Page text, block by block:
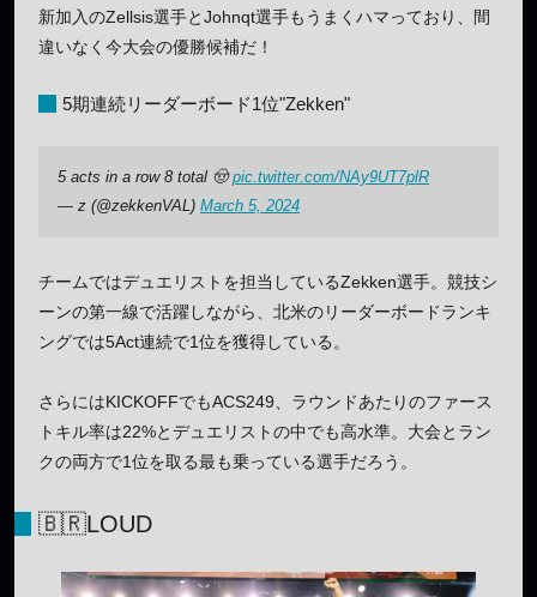
新加入のZellsis選手とJohnqt選手もうまくハマっており、間
違いなく今大会の優勝候補だ！
5期連続リーダーボード1位"Zekken"
5 acts in a row 8 total 🤠pic.twitter.com/NAy9UT7plR
— z (@zekkenVAL) March 5, 2024
チームではデュエリストを担当しているZekken選手。競技シ
ーンの第一線で活躍しながら、北米のリーダーボードランキ
ングでは5Act連続で1位を獲得している。
さらにはKICKOFFでもACS249、ラウンドあたりのファース
トキル率は22%とデュエリストの中でも高水準。大会とラン
クの両方で1位を取る最も乗っている選手だろう。
🇧🇷LOUD